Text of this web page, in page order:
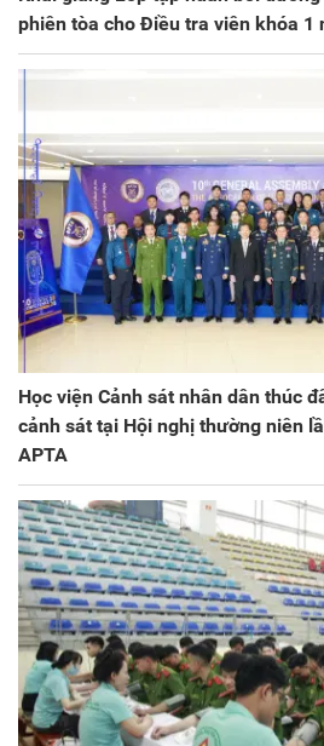
phiên tòa cho Điều tra viên khóa 1
Học viện Cảnh sát nhân dân thúc
cảnh sát tại Hội nghị thường niên
APTA